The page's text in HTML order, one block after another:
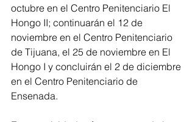
octubre en el Centro Penitenciario El
Hongo II; continuarán el 12 de
noviembre en el Centro Penitenciario
de Tijuana, el 25 de noviembre en El
Hongo I y concluirán el 2 de diciembre
en el Centro Penitenciario de
Ensenada.